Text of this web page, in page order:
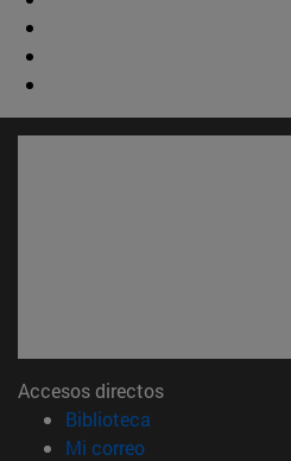
Accesos directos
Biblioteca
Mi correo(abre en nueva